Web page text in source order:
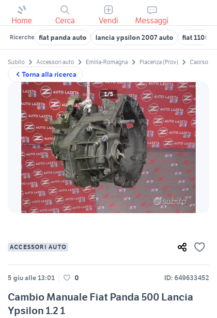
Home Cerca Vendi Messaggi
Ricerche fiat panda auto lancia ypsilon 2007 auto fiat 1100
Torna alla ricerca
Subito Accessori auto Emilia-Romagna Piacenza (Prov) Caorso
1/5
ACCESSORI AUTO
5 giu alle 13:01 0 ID: 649633452
Cambio Manuale Fiat Panda 500 Lancia
Ypsilon 1.2 1